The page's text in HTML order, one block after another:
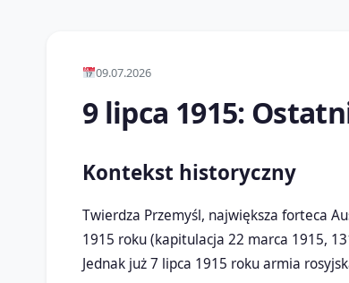
09.07.2026
9 lipca 1915:
Kontekst historyczny
Twierdza Przemyśl, największa forteca
1915 roku (kapitulacja 22 marca 1915,
Jednak już 7 lipca 1915 roku armia